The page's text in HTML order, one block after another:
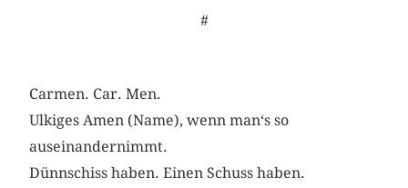
#
Carmen. Car. Men.
Ulkiges Amen (Name), wenn man‘s so
auseinandernimmt.
Dünnschiss haben. Einen Schuss haben.